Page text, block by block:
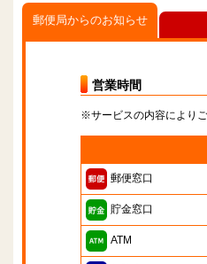
郵便局からのお知らせ
営業時間
※サービスの内容により
郵便窓口
貯金窓口
ATM